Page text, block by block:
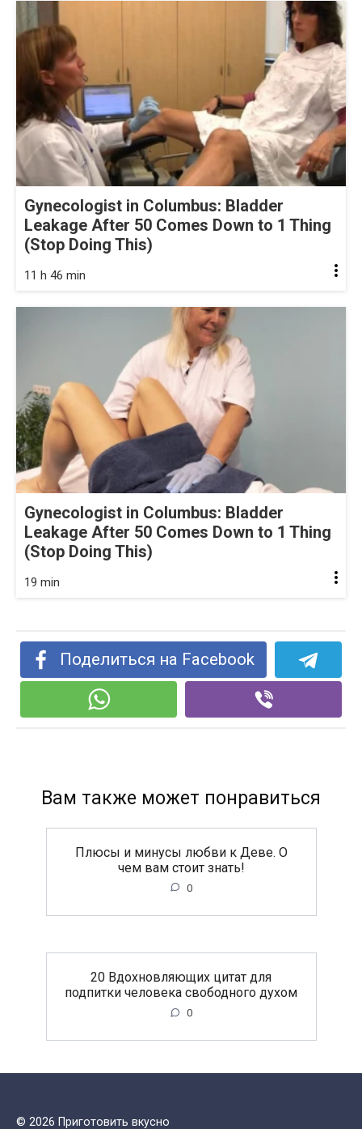
Gynecologist in Columbus: Bladder
Leakage After 50 Comes Down to 1 Thing
(Stop Doing This)
11 h 46 min
Gynecologist in Columbus: Bladder
Leakage After 50 Comes Down to 1 Thing
(Stop Doing This)
19 min
Поделиться на Facebook
Вам также может понравиться
Плюсы и минусы любви к Деве. О
чем вам стоит знать!
0
20 Вдохновляющих цитат для
подпитки человека свободного духом
0
© 2026 Приготовить вкусно